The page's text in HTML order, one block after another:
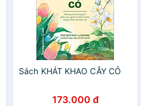
Sách KHÁT KHAO CÂY CỎ
173.000 đ